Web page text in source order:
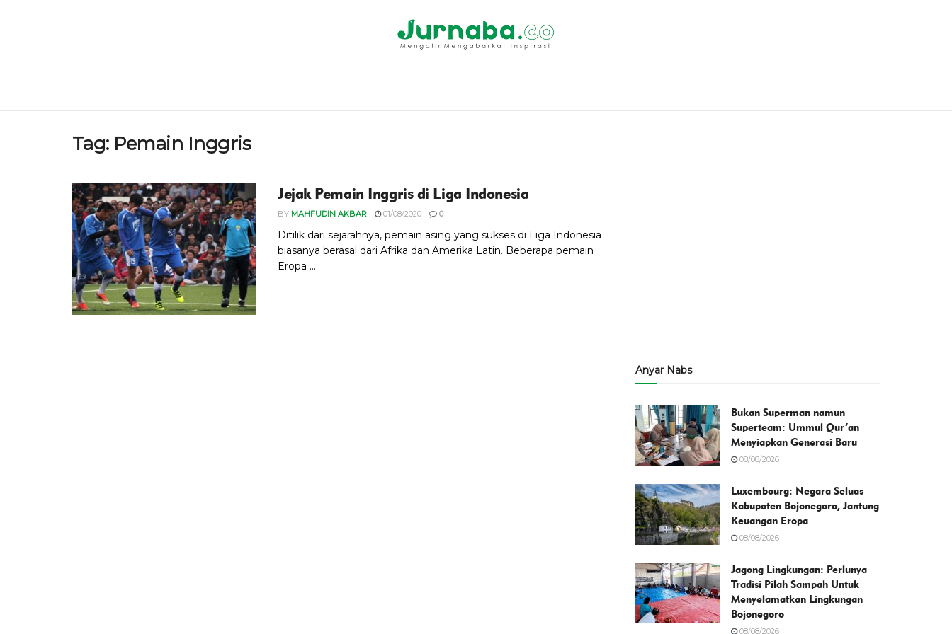
Tag: Pemain Inggris
Jejak Pemain Inggris di Liga Indonesia
BY MAHFUDIN AKBAR 01/08/2020 0
Ditilik dari sejarahnya, pemain asing yang sukses di Liga Indonesia
biasanya berasal dari Afrika dan Amerika Latin. Beberapa pemain
Eropa ...
Anyar Nabs
Bukan Superman namun
Superteam: Ummul Qur’an
Menyiapkan Generasi Baru
08/08/2026
Luxembourg: Negara Seluas
Kabupaten Bojonegoro, Jantung
Keuangan Eropa
08/08/2026
Jagong Lingkungan: Perlunya
Tradisi Pilah Sampah Untuk
Menyelamatkan Lingkungan
Bojonegoro
08/08/2026